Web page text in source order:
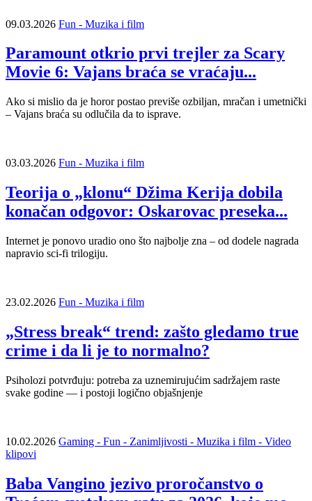
09.03.2026 Fun - Muzika i film
Paramount otkrio prvi trejler za Scary
Movie 6: Vajans braća se vraćaju...
Ako si mislio da je horor postao previše ozbiljan, mračan i umetnički
– Vajans braća su odlučila da to isprave.
03.03.2026 Fun - Muzika i film
Teorija o „klonu“ Džima Kerija dobila
konačan odgovor: Oskarovac preseka...
Internet je ponovo uradio ono što najbolje zna – od dodele nagrada
napravio sci-fi trilogiju.
23.02.2026 Fun - Muzika i film
„Stress break“ trend: zašto gledamo true
crime i da li je to normalno?
Psiholozi potvrđuju: potreba za uznemirujućim sadržajem raste
svake godine — i postoji logično objašnjenje
10.02.2026 Gaming - Fun - Zanimljivosti - Muzika i film - Video
klipovi
Baba Vangino jezivo proročanstvo o